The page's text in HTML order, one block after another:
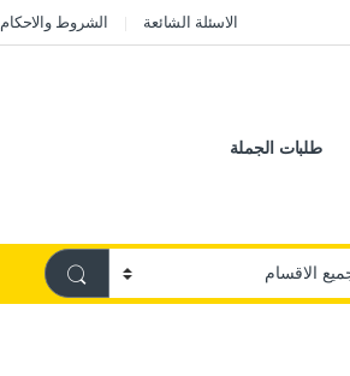
الاسئلة الشائعة الشروط والاحكام
طلبات الجملة